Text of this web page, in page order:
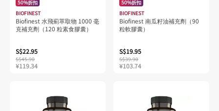
50%折扣
BIOFINEST
Biofinest 水飛薊萃取物 1000 毫
克補充劑（120 粒素食膠囊）
S$22.95
S$45.90
¥119.34
50%折扣
BIOFINEST
Biofinest 南瓜籽油補充劑（90
粒軟膠囊）
S$19.95
S$39.90
¥103.74